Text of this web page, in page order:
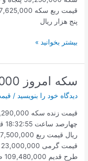
پنج هزار ریال
قیمت
امروز
۱۴۰۰/۵/۲۱
ساعت
12:31
بیشتر بخوانید »
سکه امروز 115,290,000 ساعت 18:32
دیدگاه‌ خود را بنویسید /
طرح قدیم 109,480,000 صد و نه میلیون و چهار صد و هشتاد هزار